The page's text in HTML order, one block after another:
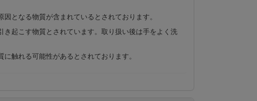
となる物質が含まれているとされております。
起こす物質とされています。取り扱い後は手をよく洗
触れる可能性があるとされております。